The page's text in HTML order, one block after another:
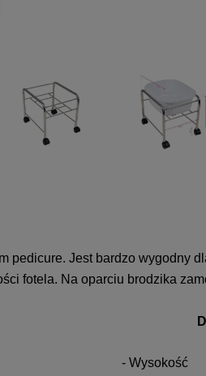
pedicure. Jest bardzo wygodny
fotela. Na oparciu brodzika
-